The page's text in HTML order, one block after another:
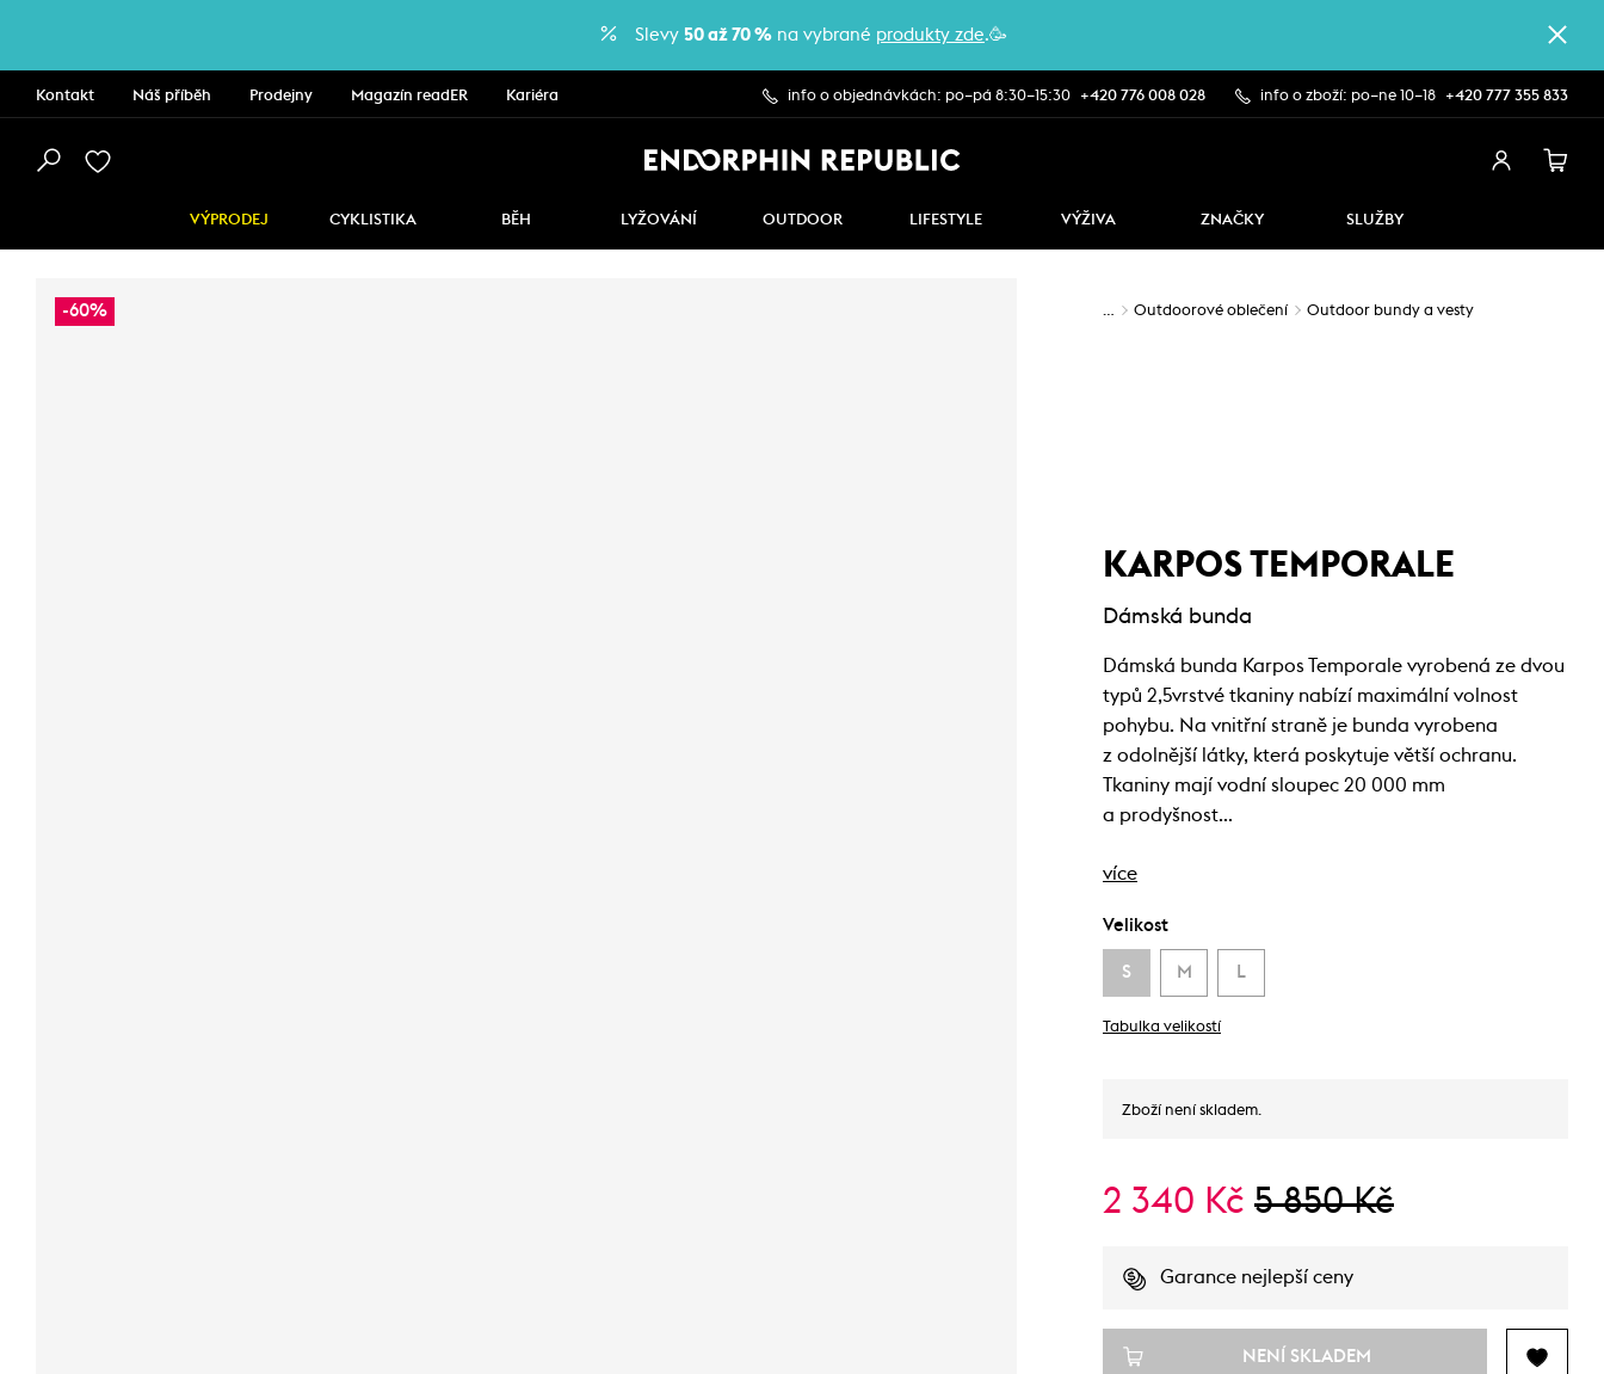
Slevy 50 až 70 % na vybrané produkty zde.🥳
Kontakt Náš příběh Prodejny Magazín readER Kariéra info o objednávkách: po–pá 8:30–15:30 +420 776 008 028 info o zboží: po–ne 10–18 +420 777 355 833
VÝPRODEJ CYKLISTIKA BĚH LYŽOVÁNÍ OUTDOOR LIFESTYLE VÝŽIVA ZNAČKY SLUŽBY
-60% … Outdoorové oblečení Outdoor bundy a vesty
KARPOS TEMPORALE
Dámská bunda
Dámská bunda Karpos Temporale vyrobená ze dvou
typů 2,5vrstvé tkaniny nabízí maximální volnost
pohybu. Na vnitřní straně je bunda vyrobena
z odolnější látky, která poskytuje větší ochranu.
Tkaniny mají vodní sloupec 20 000 mm
a prodyšnost…
více
Velikost
S M L
Tabulka velikostí
Zboží není skladem.
2 340 Kč 5 850 Kč
Garance nejlepší ceny
NENÍ SKLADEM